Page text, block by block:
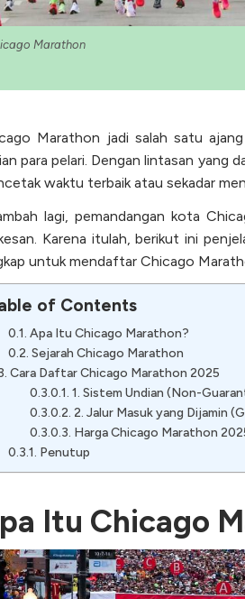
Marathon
Marathon jadi salah satu
para pelari. Dengan lintasan yang
waktu terbaik atau sekadar
lagi, pemandangan kota
Karena itulah, berikut ini
untuk mendaftar Chicago
of Contents
Apa Itu Chicago Marathon?
Sejarah Chicago Marathon
Cara Daftar Chicago Marathon 2025
1. Sistem Undian (Non-
2. Jalur Masuk yang Dijamin
Harga Chicago Marathon
Penutup
Itu Chicago